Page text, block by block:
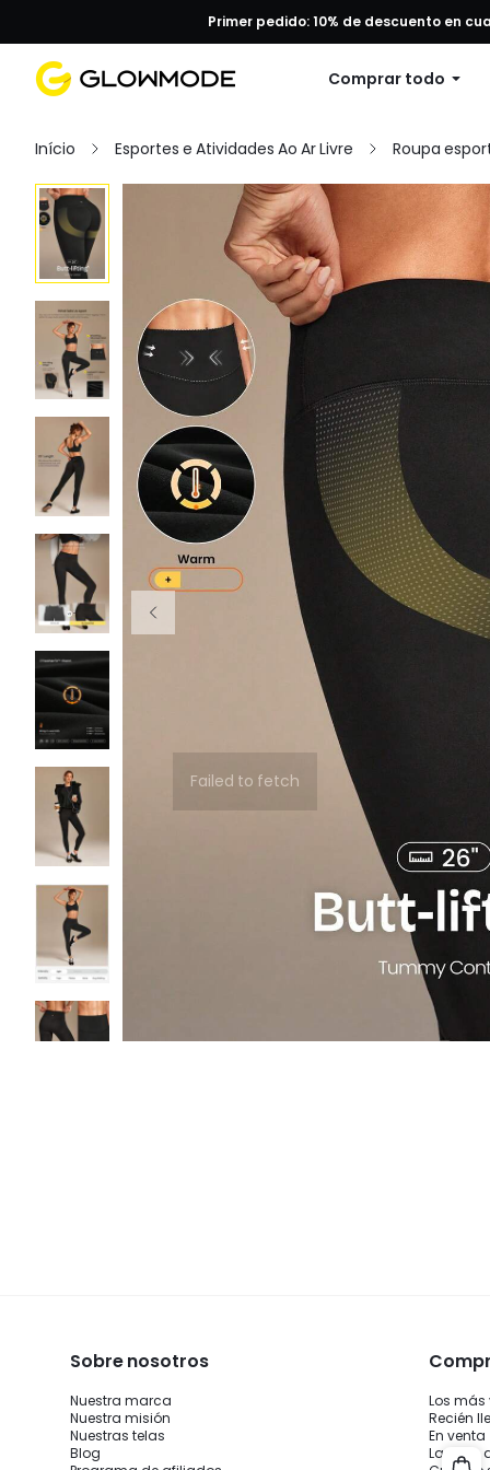
Primer pedido: 10% de descuento en
Comprar todo
Início Esportes e Atividades Ao Ar Livre Roupa
Sobre nosotros
Nuestra marca
Nuestra misión
Nuestras telas
Blog
Los
Recién
En venta
La guía